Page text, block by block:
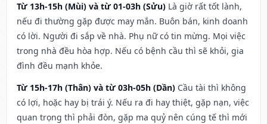
Từ 13h-15h (Mùi) và từ 01-03h (Sửu) Là giờ rất tốt lành,
nếu đi thường gặp được may mắn. Buôn bán, kinh doanh
có lời. Người đi sắp về nhà. Phụ nữ có tin mừng. Mọi việc
trong nhà đều hòa hợp. Nếu có bệnh cầu thì sẽ khỏi, gia
đình đều mạnh khỏe.
Từ 15h-17h (Thân) và từ 03h-05h (Dần) Cầu tài thì không
có lợi, hoặc hay bị trái ý. Nếu ra đi hay thiệt, gặp nạn, việc
quan trọng thì phải đòn, gặp ma quỷ nên cúng tế thì mới